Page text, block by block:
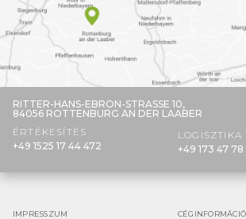
RITTER-HANS-EBRON-STRASSE 10,
84056 ROTTENBURG AN DER LAABER
ÉRTÉKESÍTÉS
+49 1525 17 44 472
LOGISZTIKA
+49 173 47 78
IMPRESSZUM